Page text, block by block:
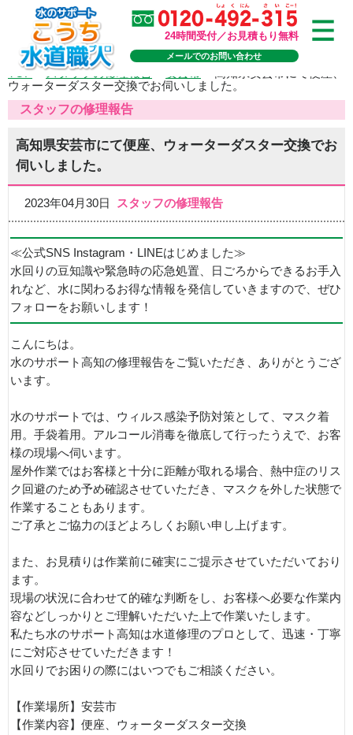
24時間受付／お見積もり無料
メールでのお問い合わせ
TOP>スタッフの修理報告
ウォーターダスター交換でお伺いしました。
スタッフの修理報告
高知県安芸市にて便座、ウォーターダスター交換でお
伺いしました。
2023年04月30日 スタッフの修理報告
≪公式SNS Instagram・LINEはじめました≫
水回りの豆知識や緊急時の応急処置、日ごろからできるお手入
れなど、水に関わるお得な情報を発信していきますので、ぜひ
フォローをお願いします！
こんにちは。
水のサポート高知の修理報告をご覧いただき、ありがとうござ
います。
水のサポートでは、ウィルス感染予防対策として、マスク着
用。手袋着用。アルコール消毒を徹底して行ったうえで、お客
様の現場へ伺います。
屋外作業ではお客様と十分に距離が取れる場合、熱中症のリス
ク回避のため予め確認させていただき、マスクを外した状態で
作業することもあります。
ご了承とご協力のほどよろしくお願い申し上げます。
また、お見積りは作業前に確実にご提示させていただいており
ます。
現場の状況に合わせて的確な判断をし、お客様へ必要な作業内
容などしっかりとご理解いただいた上で作業いたします。
私たち水のサポート高知は水道修理のプロとして、迅速・丁寧
にご対応させていただきます！
水回りでお困りの際にはいつでもご相談ください。
【作業場所】安芸市
【作業内容】便座、ウォーターダスター交換